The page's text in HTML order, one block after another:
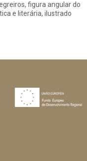
figura angular do
e literária, ilustrado